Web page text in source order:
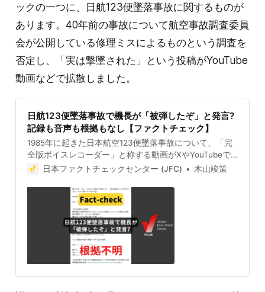
ックの一つに、日航123便墜落事故に関するものが
あります。40年前の事故について航空事故調査委員
会が公開している修理ミスによるものという調査を
否定し、「実は撃墜された」という投稿がYouTube
動画などで拡散しました。
日航123便墜落事故で機長が「被弾したぞ」と発言?
記録も音声も根拠もなし【ファクトチェック】
1985年に起きた日本航空123便墜落事故について、「完
全版ボイスレコーダー」と称する動画がXやYouTubeで
拡散しています。機長が「2機の戦闘機が追い抜いてい
と発言したと主張していますが、根拠不明です。国の航
空事故調査委員会がまとめ、全文を公開している事故報
告書にそのような発言はなく、拡散した音声でも聞き取
れません。根拠なく赤字のテロップが追加されているだ
けです。 検証対象 2025年8月13日、「凄いです、コ
レ。このVer. は初めて見ました。知らぬ間にここまでボ
イスレコーダー暴いていたのか」という投稿が拡散し
日本ファクトチェックセンター (JFC) 木山竣策